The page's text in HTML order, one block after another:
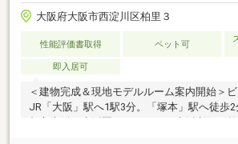
大阪府大阪市西淀川区柏里３
性能評価書取得 ペット可
即入居可
＜建物完成＆現地モデルルーム案内開始＞
JR「大阪」駅へ1駅3分。「塚本」駅へ徒歩2